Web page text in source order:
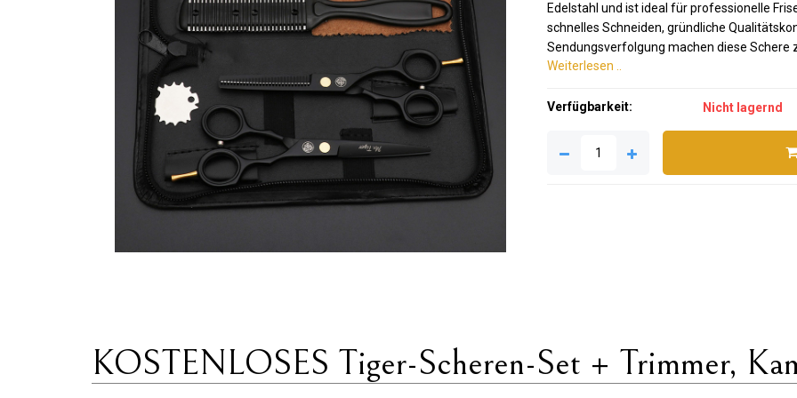
Edelstahl und ist ideal für professionelle
schnelles Schneiden, gründliche
Sendungsverfolgung machen diese Schere
Weiterlesen ..
Verfügbarkeit: Nicht lagernd
KOSTENLOSES Tiger-Scheren-Set + Trimmer,